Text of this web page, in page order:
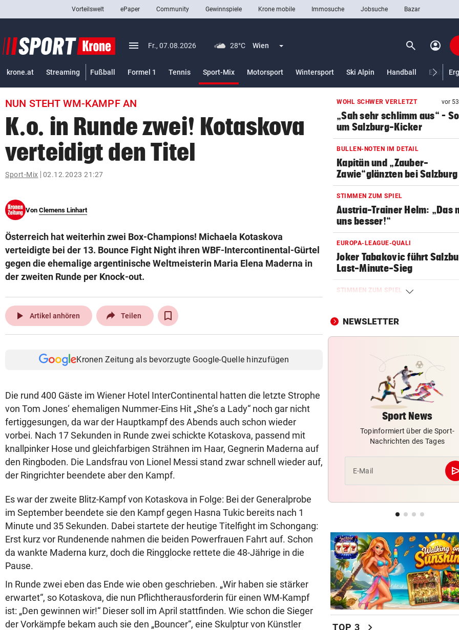
closeSchließen
Abonnieren
pin_drop
bookmark
search
Suchbegriff
© Krone Multimedia GmbH & Co KG 2026
Muthgasse 2, 1190 Wien
Vorteilswelt ePaper Community Gewinnspiele Krone mobile Immosuche Jobsuche Bazar
menu Menü aufklappen
Fr., 07.08.2026 28°C Wien Menü aufklappen search Suchen
account_circle
krone.at Streaming Fußball Formel 1 Tennis Sport-Mix
Motorsport
Wintersport Ski Alpin Handball
NUN STEHT WM-KAMPF AN
K.o. in Runde zwei! Kotaskova
verteidigt den Titel
Sport-Mix 02.12.2023 21:27
Von Clemens Linhart
Österreich hat weiterhin zwei Box-Champions! Michaela Kotaskova
verteidigte bei der 13. Bounce Fight Night ihren WBF-Intercontinental-Gürtel
gegen die ehemalige argentinische Weltmeisterin Maria Elena Maderna in
der zweiten Runde per Knock-out.
play_arrow Artikel anhören Teilen
Kronen Zeitung als bevorzugte Google-Quelle hinzufügen
Die rund 400 Gäste im Wiener Hotel InterContinental hatten die letzte Strophe
von Tom Jones‘ ehemaligen Nummer-Eins Hit „She’s a Lady“ noch gar nicht
fertiggesungen, da war der Hauptkampf des Abends auch schon wieder
vorbei. Nach 17 Sekunden in Runde zwei schickte Kotaskova, passend mit
knallpinker Hose und gleichfarbigen Strähnen im Haar, Gegnerin Maderna auf
den Ringboden. Die Landsfrau von Lionel Messi stand zwar schnell wieder auf,
der Ringrichter beendete aber den Kampf.
Es war der zweite Blitz-Kampf von Kotaskova in Folge: Bei der Generalprobe
im September beendete sie den Kampf gegen Hasna Tukic bereits nach 1
Minute und 35 Sekunden. Dabei startete der heutige Titelfight im Schongang:
Erst kurz vor Rundenende nahmen die beiden Powerfrauen Fahrt auf. Schon
da wankte Maderna kurz, doch die Ringglocke rettete die 48-Jährige in die
Pause.
In Runde zwei eben das Ende wie oben geschrieben. „Wir haben sie stärker
erwartet“, so Kotaskova, die nun Pflichtherausforderin für einen WM-Kampf
ist: „Den gewinnen wir!“ Dieser soll im April stattfinden. Wie schon die Sieger
der Vorkämpfe bekam auch sie den „Bouncer“, eine Skulptur von Künstler
WOHL SCHWER VERLETZT vor
„Sah sehr schlimm aus“ –
um Salzburg-Kicker
BULLEN-NOTEN IM DETAIL
Kapitän und „Zauber-
Zawie“glänzten bei Salzburg
STIMMEN ZUM SPIEL
Austria-Trainer Helm: „Das
uns besser!“
EUROPA-LEAGUE-QUALI
Joker Tabakovic führt
Last-Minute-Sieg
STIMMEN ZUM SPIEL
superhappy nach Hause“
ORKAN, KEIN STROM & CO
häufen sich
WASSERSPRINGEN
Knoll bei EM Achter vom
Lotfi auf Rang 12!
SCHON NÄCHSTE SAISON
F1-Boss verrät: Es wird mehr
Sprintrennen geben
Play-off weit auf
Irre! Salzburg – Pafos wegen
Sintflut unterbrochen
NEWSLETTER
Sport News
Topinformiert über die Sport-
Nachrichten des Tages
E-Mail
TOP 3